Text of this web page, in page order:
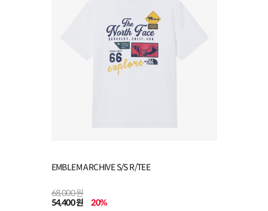
EMBLEM ARCHIVE S/S R/TEE
68,000 원
54,400 원
20%